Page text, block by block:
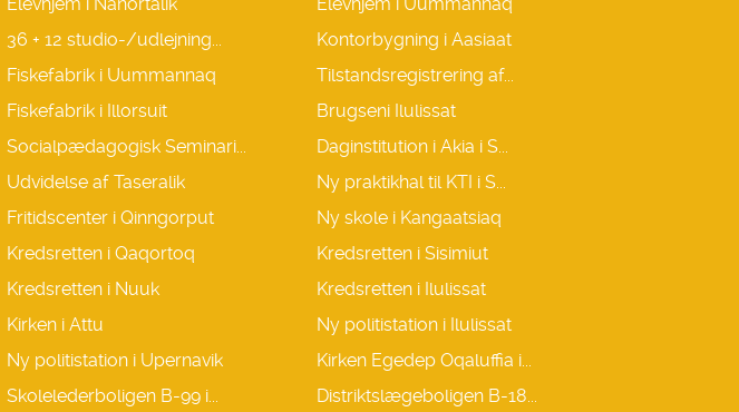
36 + 12 studio-/udlejning...
Kontorbygning i Aasiaat
Fiskefabrik i Uummannaq
Tilstandsregistrering af...
Fiskefabrik i Illorsuit
Brugseni Ilulissat
Socialpædagogisk Seminari...
Daginstitution i Akia i S...
Udvidelse af Taseralik
Ny praktikhal til KTI i S...
Fritidscenter i Qinngorput
Ny skole i Kangaatsiaq
Kredsretten i Qaqortoq
Kredsretten i Sisimiut
Kredsretten i Nuuk
Kredsretten i Ilulissat
Kirken i Attu
Ny politistation i Ilulissat
Ny politistation i Upernavik
Kirken Egedep Oqaluffia i...
Skolelederboligen B-99 i...
Distriktslægeboligen B-18...